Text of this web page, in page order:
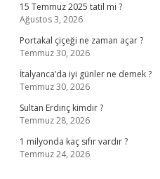
15 Temmuz 2025 tatil mi ?
Ağustos 3, 2026
Portakal çiçeği ne zaman açar ?
Temmuz 30, 2026
İtalyanca’da iyi günler ne demek ?
Temmuz 30, 2026
Sultan Erdinç kimdir ?
Temmuz 28, 2026
1 milyonda kaç sıfır vardır ?
Temmuz 24, 2026